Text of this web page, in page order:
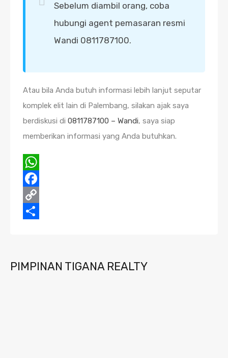
Sebelum diambil orang, coba
hubungi agent pemasaran resmi
Wandi 0811787100.
Atau bila Anda butuh informasi lebih lanjut seputar
komplek elit lain di Palembang, silakan ajak saya
berdiskusi di 0811787100 – Wandi, saya siap
memberikan informasi yang Anda butuhkan.
WhatsApp
Facebook
Copy
Link
PIMPINAN TIGANA REALTY